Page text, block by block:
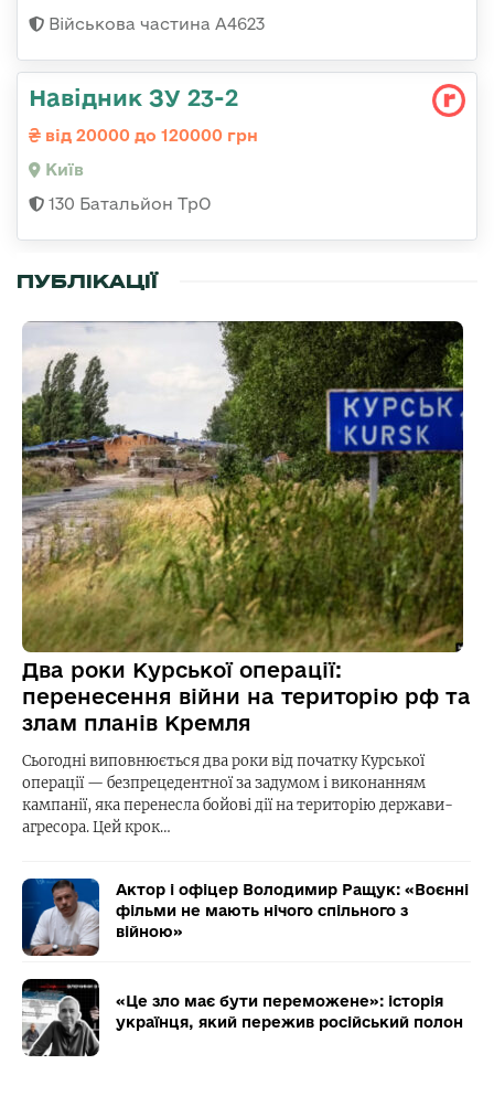
Військова частина А4623
Навідник ЗУ 23-2
від 20000 до 120000 грн
Київ
130 Батальйон ТрО
ПУБЛІКАЦІЇ
Два роки Курської операції:
перенесення війни на територію рф та
злам планів Кремля
Сьогодні виповнюється два роки від початку Курської
операції — безпрецедентної за задумом і виконанням
кампанії, яка перенесла бойові дії на територію держави-
агресора. Цей крок…
Актор і офіцер Володимир Ращук: «Воєнні
фільми не мають нічого спільного з
війною»
«Це зло має бути переможене»: історія
українця, який пережив російський полон